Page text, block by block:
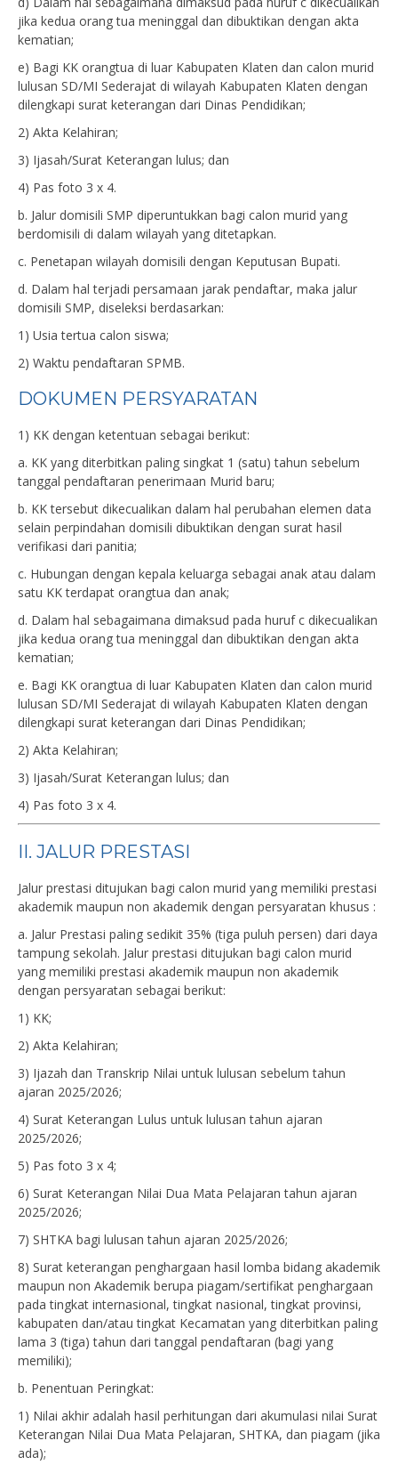
jika kedua orang tua meninggal dan dibuktikan dengan akta
kematian;
e) Bagi KK orangtua di luar Kabupaten Klaten dan calon murid
lulusan SD/MI Sederajat di wilayah Kabupaten Klaten dengan
dilengkapi surat keterangan dari Dinas Pendidikan;
2) Akta Kelahiran;
3) Ijasah/Surat Keterangan lulus; dan
4) Pas foto 3 x 4.
b. Jalur domisili SMP diperuntukkan bagi calon murid yang
berdomisili di dalam wilayah yang ditetapkan.
c. Penetapan wilayah domisili dengan Keputusan Bupati.
d. Dalam hal terjadi persamaan jarak pendaftar, maka jalur
domisili SMP, diseleksi berdasarkan:
1) Usia tertua calon siswa;
2) Waktu pendaftaran SPMB.
DOKUMEN PERSYARATAN
1) KK dengan ketentuan sebagai berikut:
a. KK yang diterbitkan paling singkat 1 (satu) tahun sebelum
tanggal pendaftaran penerimaan Murid baru;
b. KK tersebut dikecualikan dalam hal perubahan elemen data
selain perpindahan domisili dibuktikan dengan surat hasil
verifikasi dari panitia;
c. Hubungan dengan kepala keluarga sebagai anak atau dalam
satu KK terdapat orangtua dan anak;
d. Dalam hal sebagaimana dimaksud pada huruf c dikecualikan
jika kedua orang tua meninggal dan dibuktikan dengan akta
kematian;
e. Bagi KK orangtua di luar Kabupaten Klaten dan calon murid
lulusan SD/MI Sederajat di wilayah Kabupaten Klaten dengan
dilengkapi surat keterangan dari Dinas Pendidikan;
2) Akta Kelahiran;
3) Ijasah/Surat Keterangan lulus; dan
4) Pas foto 3 x 4.
II. JALUR PRESTASI
Jalur prestasi ditujukan bagi calon murid yang memiliki prestasi
akademik maupun non akademik dengan persyaratan khusus :
a. Jalur Prestasi paling sedikit 35% (tiga puluh persen) dari daya
tampung sekolah. Jalur prestasi ditujukan bagi calon murid
yang memiliki prestasi akademik maupun non akademik
dengan persyaratan sebagai berikut:
1) KK;
2) Akta Kelahiran;
3) Ijazah dan Transkrip Nilai untuk lulusan sebelum tahun
ajaran 2025/2026;
4) Surat Keterangan Lulus untuk lulusan tahun ajaran
2025/2026;
5) Pas foto 3 x 4;
6) Surat Keterangan Nilai Dua Mata Pelajaran tahun ajaran
2025/2026;
7) SHTKA bagi lulusan tahun ajaran 2025/2026;
8) Surat keterangan penghargaan hasil lomba bidang akademik
maupun non Akademik berupa piagam/sertifikat penghargaan
pada tingkat internasional, tingkat nasional, tingkat provinsi,
kabupaten dan/atau tingkat Kecamatan yang diterbitkan paling
lama 3 (tiga) tahun dari tanggal pendaftaran (bagi yang
memiliki);
b. Penentuan Peringkat:
1) Nilai akhir adalah hasil perhitungan dari akumulasi nilai Surat
Keterangan Nilai Dua Mata Pelajaran, SHTKA, dan piagam (jika
ada);